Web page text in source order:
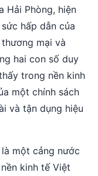
Hải Phòng, hiện
hấp dẫn của
mại và
hai con số duy
trong nền kinh
một chính sách
và tận dụng hiệu
một cảng nước
kinh tế Việt